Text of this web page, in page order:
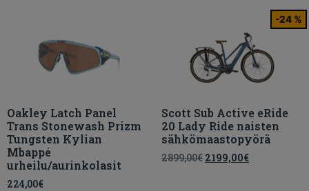
Oakley Latch Panel
Trans Stonewash Prizm
Tungsten Kylian
Mbappé
urheilu/aurinkolasit
224,00€
-24 %
Scott Sub Active eRide
20 Lady Ride naisten
sähkömaastopyörä
2899,00€ 2199,00€